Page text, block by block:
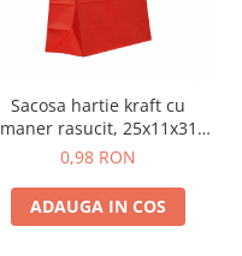
Sacosa hartie kraft cu
maner rasucit, 25x11x31
cm, 150 buc - ROSU
0,98 RON
ADAUGA IN COS